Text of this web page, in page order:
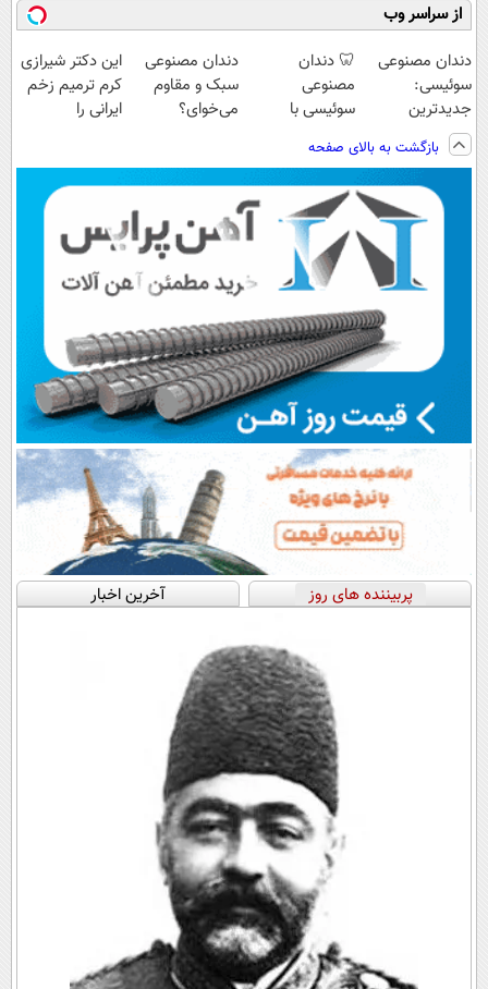
از سراسر وب
دندان مصنوعی
سوئیسی:
جدیدترین
فناوری اروپا،
سبک و مقاوم |
پرداخت قسطی
🦷 دندان
مصنوعی
سوئیسی با
دیجیتال |
پرداخت در 4
قسط |📍 تهران
دندان مصنوعی
سبک و مقاوم
می‌خوای؟
📍تهران
این دکتر شیرازی
کرم ترمیم زخم
ایرانی را
بازگشت به بالای صفحه
پربیننده های روز آخرین اخبار